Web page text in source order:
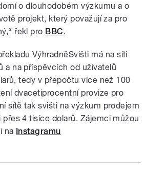
o dlouhodobém výzkumu a o
projekt, který považují za pro
řekl pro BBC.
VýhradněSvišti má na síti
a na příspěvcích od uživatelů
tedy v přepočtu více než 100
dvacetiprocentní provize pro
sítě tak svišti na výzkum prodejem
přes 4 tisíce dolarů. Zájemci můžou
na Instagramu